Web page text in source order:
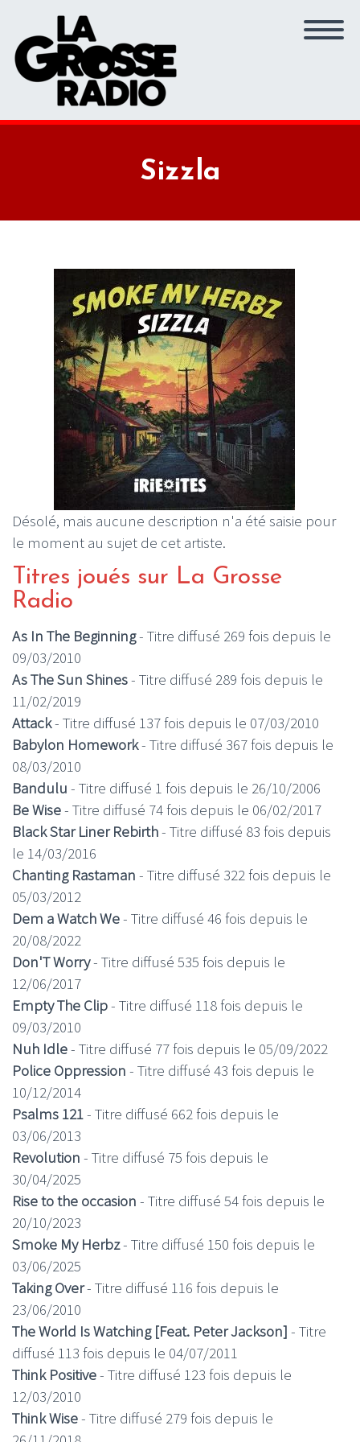
Sizzla
Désolé, mais aucune description n'a été saisie pour
le moment au sujet de cet artiste.
Titres joués sur La Grosse
Radio
As In The Beginning- Titre diffusé 269 fois depuis le
09/03/2010
As The Sun Shines- Titre diffusé 289 fois depuis le
11/02/2019
Attack- Titre diffusé 137 fois depuis le 07/03/2010
Babylon Homework- Titre diffusé 367 fois depuis le
08/03/2010
Bandulu - Titre diffusé 1 fois depuis le 26/10/2006
Be Wise- Titre diffusé 74 fois depuis le 06/02/2017
Black Star Liner Rebirth- Titre diffusé 83 fois depuis
le 14/03/2016
Chanting Rastaman - Titre diffusé 322 fois depuis le
05/03/2012
Dem a Watch We- Titre diffusé 46 fois depuis le
20/08/2022
Don'T Worry- Titre diffusé 535 fois depuis le
12/06/2017
Empty The Clip- Titre diffusé 118 fois depuis le
09/03/2010
Nuh Idle- Titre diffusé 77 fois depuis le 05/09/2022
Police Oppression - Titre diffusé 43 fois depuis le
10/12/2014
Psalms 121- Titre diffusé 662 fois depuis le
03/06/2013
Revolution - Titre diffusé 75 fois depuis le
30/04/2025
Rise to the occasion - Titre diffusé 54 fois depuis le
20/10/2023
Smoke My Herbz- Titre diffusé 150 fois depuis le
03/06/2025
Taking Over- Titre diffusé 116 fois depuis le
23/06/2010
The World Is Watching [Feat. Peter Jackson] - Titre
diffusé 113 fois depuis le 04/07/2011
Think Positive- Titre diffusé 123 fois depuis le
12/03/2010
Think Wise- Titre diffusé 279 fois depuis le